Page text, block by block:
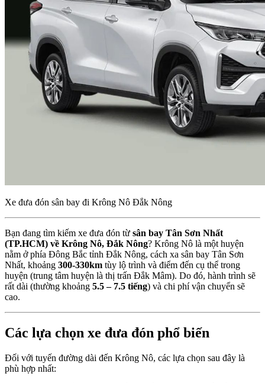
Xe đưa đón sân bay đi Krông Nô Đắk Nông
Bạn đang tìm kiếm xe đưa đón từ sân bay Tân Sơn Nhất
(TP.HCM) về Krông Nô, Đắk Nông? Krông Nô là một huyện
nằm ở phía Đông Bắc tỉnh Đắk Nông, cách xa sân bay Tân Sơn
Nhất, khoảng 300-330km tùy lộ trình và điểm đến cụ thể trong
huyện (trung tâm huyện là thị trấn Đắk Mâm). Do đó, hành trình sẽ
rất dài (thường khoảng 5.5 – 7.5 tiếng) và chi phí vận chuyển sẽ
cao.
Các lựa chọn xe đưa đón phổ biến
Đối với tuyến đường dài đến Krông Nô, các lựa chọn sau đây là
phù hợp nhất: